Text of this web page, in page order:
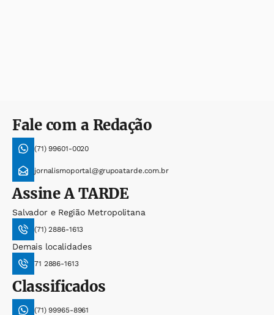
Fale com a Redação
(71) 99601-0020
jornalismoportal@grupoatarde.com.br
AssineA TARDE
Salvador e Região Metropolitana
(71) 2886-1613
Demais localidades
71 2886-1613
Classificados
(71) 99965-8961